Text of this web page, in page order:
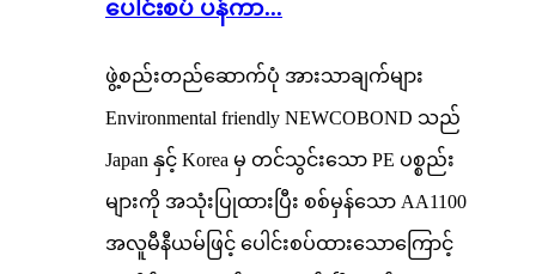
ပေါင်းစပ် ပန်ကာ...
ဖွဲ့စည်းတည်ဆောက်ပုံ အားသာချက်များ
Environmental friendly NEWCOBOND သည်
Japan နှင့် Korea မှ တင်သွင်းသော PE ပစ္စည်း
များကို အသုံးပြုထားပြီး စစ်မှန်သော AA1100
အလူမီနီယမ်ဖြင့် ပေါင်းစပ်ထားသောကြောင့်